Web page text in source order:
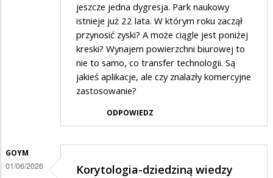
jeszcze jedna dygresja. Park naukowy
istnieje już 22 lata. W którym roku zaczął
przynosić zyski? A może ciągle jest poniżej
kreski? Wynajem powierzchni biurowej to
nie to samo, co transfer technologii. Są
jakieś aplikacje, ale czy znalazły komercyjne
zastosowanie?
ODPOWIEDZ
GOYM
01/06/2026
Korytologia-dziedziną wiedzy